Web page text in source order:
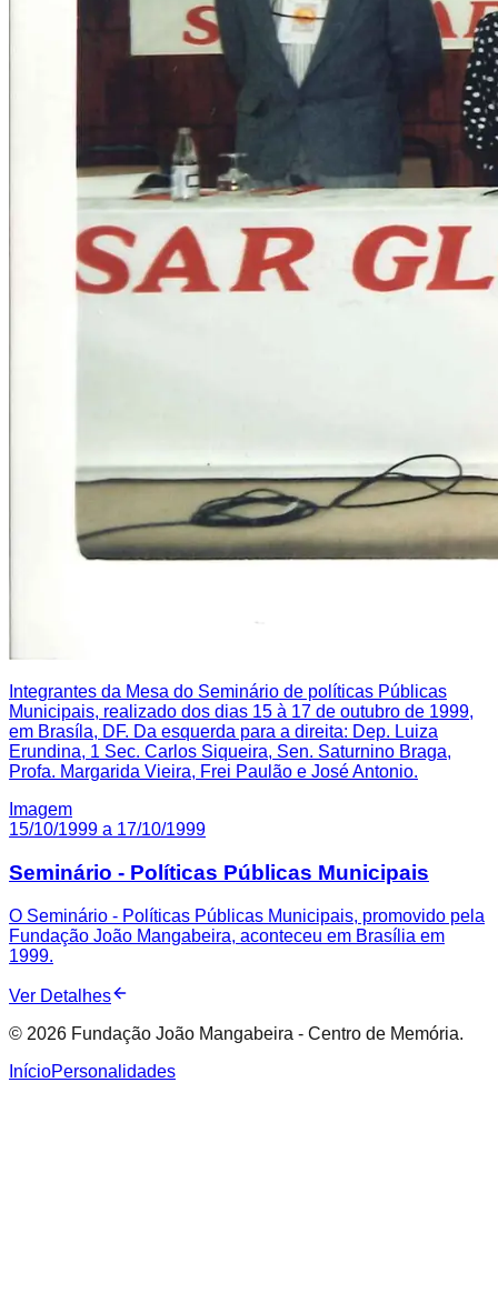
Integrantes da Mesa do Seminário de políticas Públicas
Municipais, realizado dos dias 15 à 17 de outubro de 1999,
em Brasíla, DF. Da esquerda para a direita: Dep. Luiza
Erundina, 1 Sec. Carlos Siqueira, Sen. Saturnino Braga,
Profa. Margarida Vieira, Frei Paulão e José Antonio.
Imagem
15/10/1999 a 17/10/1999
Seminário - Políticas Públicas Municipais
O Seminário - Políticas Públicas Municipais, promovido pela
Fundação João Mangabeira, aconteceu em Brasília em
1999.
Ver Detalhes
© 2026 Fundação João Mangabeira - Centro de Memória.
InícioPersonalidades